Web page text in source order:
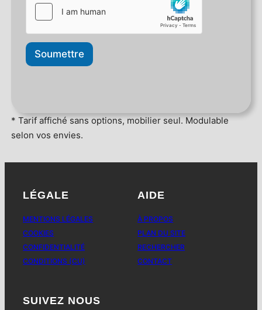
Soumettre
* Tarif affiché sans options, mobilier seul. Modulable
selon vos envies.
LÉGALE
MENTIONS LÉGALES
COOKIES
CONFIDENTIALITÉ
CONDITIONS (CU)
AIDE
À PROPOS
PLAN DU SITE
RECHERCHER
CONTACT
SUIVEZ NOUS